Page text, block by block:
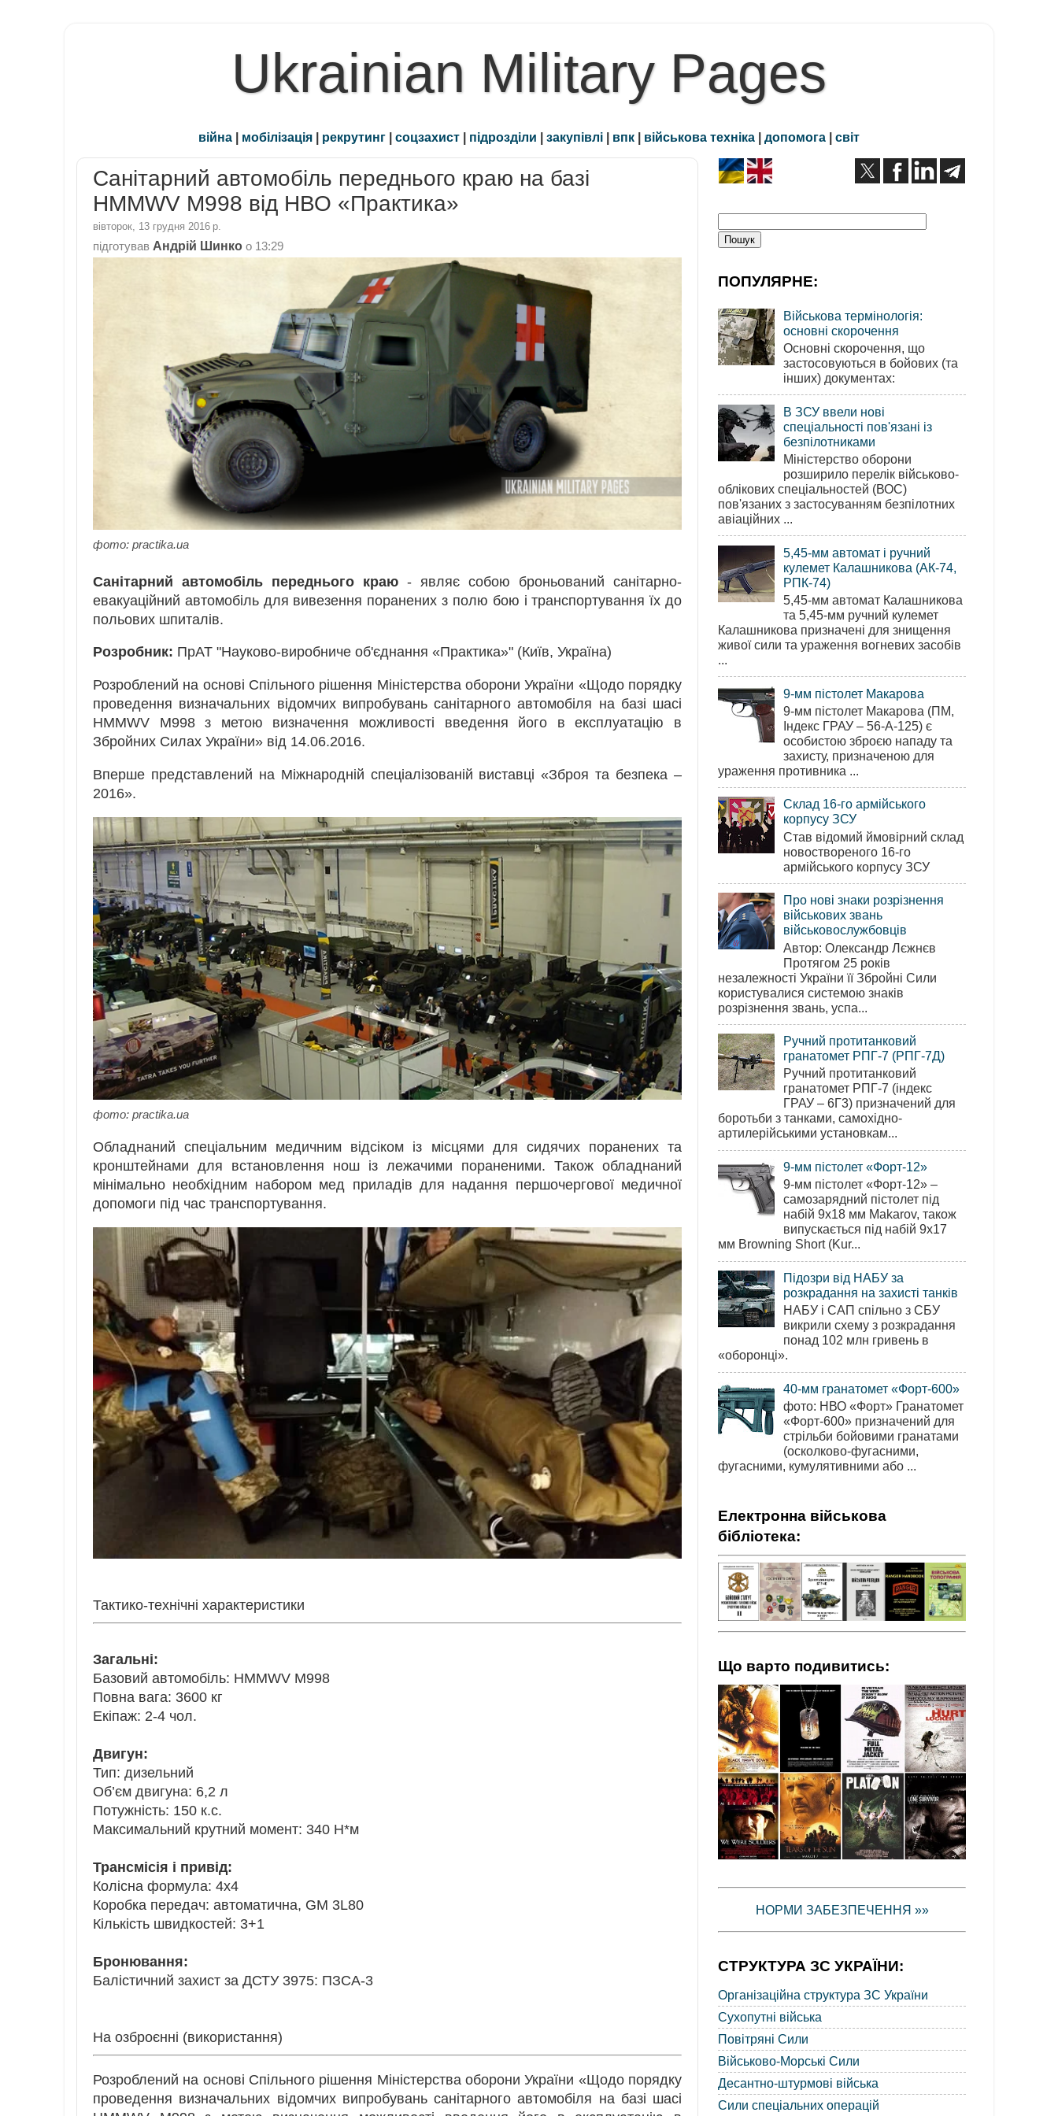
Ukrainian Military Pages
війна | мобілізація | рекрутинг | соцзахист | підрозділи | закупівлі | впк | військова техніка | допомога | світ
Санітарний автомобіль переднього краю на базі
HMMWV M998 від НВО «Практика»
вівторок, 13 грудня 2016 р.
підготував Андрій Шинко о 13:29
фото: practika.ua
Санітарний автомобіль переднього краю - являє собою броньований санітарно-
евакуаційний автомобіль для вивезення поранених з полю бою і транспортування їх до
польових шпиталів.
Розробник: ПрАТ "Науково-виробниче об'єднання «Практика»" (Київ, Україна)
Розроблений на основі Спільного рішення Міністерства оборони України «Щодо порядку
проведення визначальних відомчих випробувань санітарного автомобіля на базі шасі
HMMWV M998 з метою визначення можливості введення його в експлуатацію в
Збройних Силах України» від 14.06.2016.
Вперше представлений на Міжнародній спеціалізованій виставці «Зброя та безпека –
2016».
фото: practika.ua
Обладнаний спеціальним медичним відсіком із місцями для сидячих поранених та
кронштейнами для встановлення нош із лежачими пораненими. Також обладнаний
мінімально необхідним набором мед приладів для надання першочергової медичної
допомоги під час транспортування.
Тактико-технічні характеристики
Загальні:
Базовий автомобіль: HMMWV M998
Повна вага: 3600 кг
Екіпаж: 2-4 чол.
Двигун:
Тип: дизельний
Об’єм двигуна: 6,2 л
Потужність: 150 к.с.
Максимальний крутний момент: 340 Н*м
Трансмісія і привід:
Колісна формула: 4х4
Коробка передач: автоматична, GM 3L80
Кількість швидкостей: 3+1
Бронювання:
Балістичний захист за ДСТУ 3975: ПЗСА-3
На озброєнні (використання)
Розроблений на основі Спільного рішення Міністерства оборони України «Щодо порядку
проведення визначальних відомчих випробувань санітарного автомобіля на базі шасі
ПОПУЛЯРНЕ:
Військова термінологія:
основні скорочення
Основні скорочення, що
застосовуються в бойових (та
інших) документах:
В ЗСУ ввели нові
спеціальності пов'язані із
безпілотниками
Міністерство оборони
розширило перелік військово-
облікових спеціальностей (ВОС)
пов'язаних з застосуванням безпілотних
авіаційних ...
5,45-мм автомат і ручний
кулемет Калашникова (АК-74,
РПК-74)
5,45-мм автомат Калашникова
та 5,45-мм ручний кулемет
Калашникова призначені для знищення
живої сили та ураження вогневих засобів
...
9-мм пістолет Макарова
9-мм пістолет Макарова (ПМ,
Індекс ГРАУ – 56-А-125) є
особистою зброєю нападу та
захисту, призначеною для
ураження противника ...
Склад 16-го армійського
корпусу ЗСУ
Став відомий ймовірний склад
новоствореного 16-го
армійського корпусу ЗСУ
Про нові знаки розрізнення
військових звань
військовослужбовців
Автор: Олександр Лєжнєв
Протягом 25 років
незалежності України її Збройні Сили
користувалися системою знаків
розрізнення звань, успа...
Ручний протитанковий
гранатомет РПГ-7 (РПГ-7Д)
Ручний протитанковий
гранатомет РПГ-7 (індекс
ГРАУ – 6Г3) призначений для
боротьби з танками, самохідно-
артилерійськими установкам...
9-мм пістолет «Форт-12»
9-мм пістолет «Форт-12» –
самозарядний пістолет під
набій 9х18 мм Makarov, також
випускається під набій 9х17
мм Browning Short (Kur...
Підозри від НАБУ за
розкрадання на захисті танків
НАБУ і САП спільно з СБУ
викрили схему з розкрадання
понад 102 млн гривень в
«оборонці».
40-мм гранатомет «Форт-600»
фото: НВО «Форт» Гранатомет
«Форт-600» призначений для
стрільби бойовими гранатами
(осколково-фугасними,
фугасними, кумулятивними або ...
Електронна військова
бібліотека:
Що варто подивитись:
НОРМИ ЗАБЕЗПЕЧЕННЯ »»
СТРУКТУРА ЗС УКРАЇНИ:
Організаційна структура ЗС України
Сухопутні війська
Повітряні Сили
Військово-Морські Сили
Десантно-штурмові війська
Сили спеціальних операцій